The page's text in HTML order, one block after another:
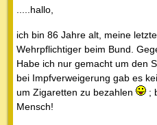
.....hallo,
ich bin 86 Jahre alt, meine
Wehrpflichtiger beim Bund.
Habe ich nur gemacht um den
bei Impfverweigerung gab es
um Zigaretten zu bezahlen
;
Mensch!